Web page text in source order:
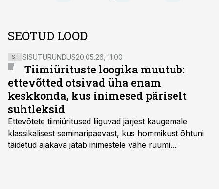
SEOTUD LOOD
ST SISUTURUNDUS20.05.26, 11:00
Tiimiürituste loogika muutub:
ettevõtted otsivad üha enam
keskkonda, kus inimesed päriselt
suhtleksid
Ettevõtete tiimiüritused liiguvad järjest kaugemale
klassikalisest seminaripäevast, kus hommikust õhtuni
täidetud ajakava jätab inimestele vähe ruumi